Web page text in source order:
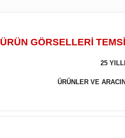
ÜRÜN GÖRSELLERİ
25
ÜRÜNLER VE